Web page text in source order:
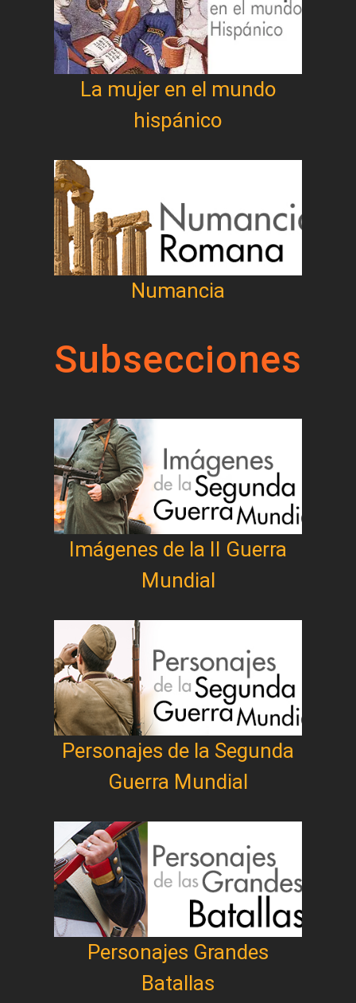
La mujer en el mundo
hispánico
Numancia
Subsecciones
Imágenes de la II Guerra
Mundial
Personajes de la Segunda
Guerra Mundial
Personajes Grandes
Batallas